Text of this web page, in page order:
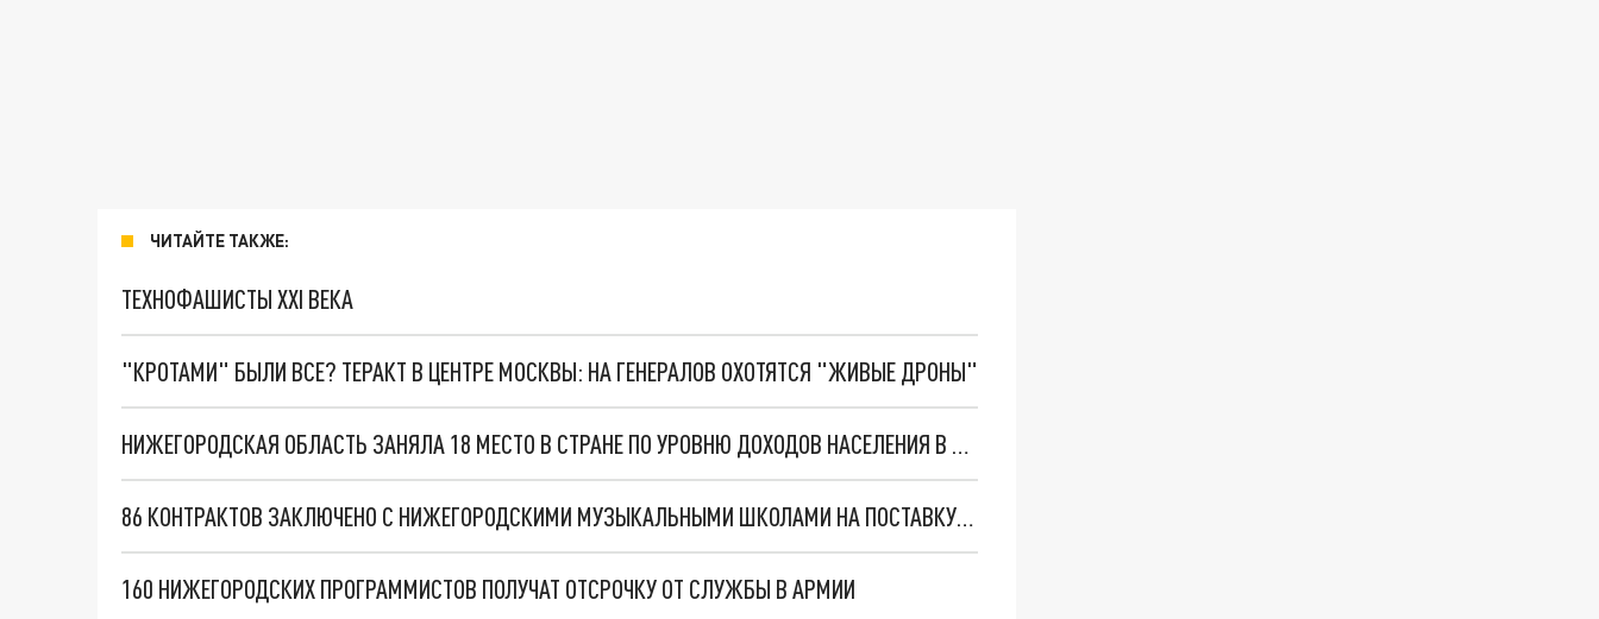
ЧИТАЙТЕ ТАКЖЕ:
ТЕХНОФАШИСТЫ XXI ВЕКА
"КРОТАМИ" БЫЛИ ВСЕ? ТЕРАКТ В ЦЕНТРЕ МОСКВЫ: НА ГЕНЕРАЛОВ ОХОТЯТСЯ "ЖИВЫЕ ДРОНЫ"
НИЖЕГОРОДСКАЯ ОБЛАСТЬ ЗАНЯЛА 18 МЕСТО В СТРАНЕ ПО УРОВНЮ ДОХОДОВ НАСЕЛЕНИЯ В 2021 ГОДУ
86 КОНТРАКТОВ ЗАКЛЮЧЕНО С НИЖЕГОРОДСКИМИ МУЗЫКАЛЬНЫМИ ШКОЛАМИ НА ПОСТАВКУ НОВЫХ ИНСТРУМЕНТОВ
160 НИЖЕГОРОДСКИХ ПРОГРАММИСТОВ ПОЛУЧАТ ОТСРОЧКУ ОТ СЛУЖБЫ В АРМИИ